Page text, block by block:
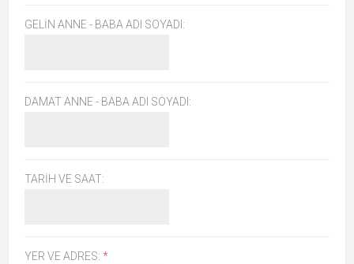
GELIN ANNE - BABA ADI SOYADI:
DAMAT ANNE - BABA ADI SOYADI:
TARIH VE SAAT:
YER VE ADRES: *